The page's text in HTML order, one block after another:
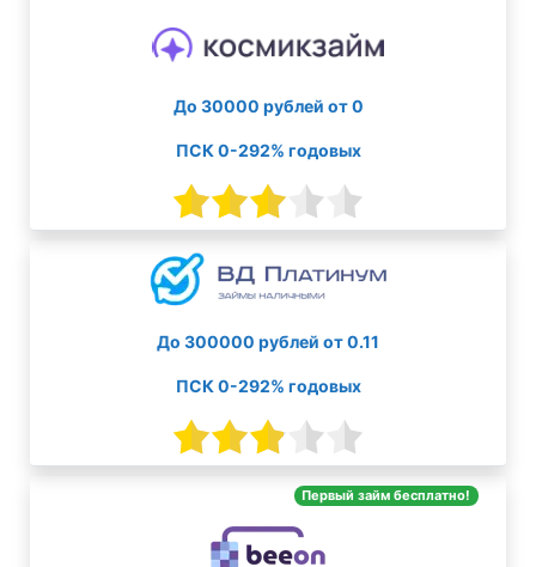
До 30000 рублей от 0
ПСК 0-292% годовых
До 300000 рублей от 0.11
ПСК 0-292% годовых
Первый займ бесплатно!